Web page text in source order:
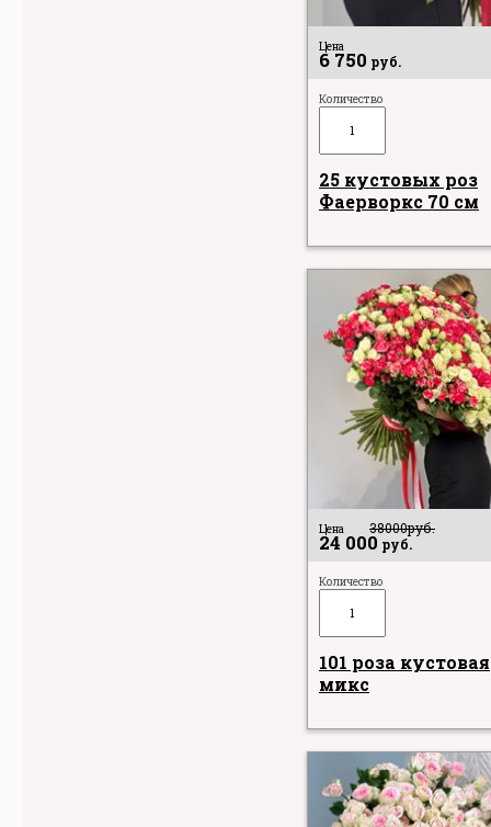
Цена
6 750 руб.
Количество
25 кустовых роз
Фаерворкс 70 см
Цена 38000руб.
24 000 руб.
Количество
101 роза кустовая
микс